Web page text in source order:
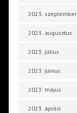
2023. szeptember
2023. augusztus
2023. július
2023. június
2023. május
2023. április